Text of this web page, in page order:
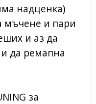
надценка)
мъчене и пари
и аз да
да ремапна
за